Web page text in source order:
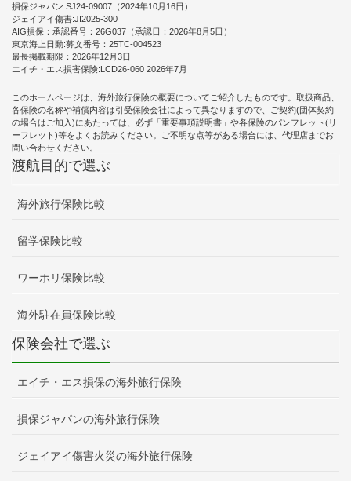
損保ジャパン:SJ24-09007（2024年10月16日）
ジェイアイ傷害:JI2025-300
AIG損保：承認番号：26G037（承認日：2026年8月5日）
東京海上日動:募文番号：25TC-004523
最長掲載期限：2026年12月3日
エイチ・エス損害保険:LCD26-060 2026年7月
このホームページは、海外旅行保険の概要についてご紹介したものです。取扱商品、
各保険の名称や補償内容は引受保険会社によって異なりますので、ご契約(団体契約
の場合はご加入)にあたっては、必ず「重要事項説明書」や各保険のパンフレット(リ
ーフレット)等をよくお読みください。ご不明な点等がある場合には、代理店までお
問い合わせください。
渡航目的で選ぶ
海外旅行保険比較
留学保険比較
ワーホリ保険比較
海外駐在員保険比較
保険会社で選ぶ
エイチ・エス損保の海外旅行保険
損保ジャパンの海外旅行保険
ジェイアイ傷害火災の海外旅行保険